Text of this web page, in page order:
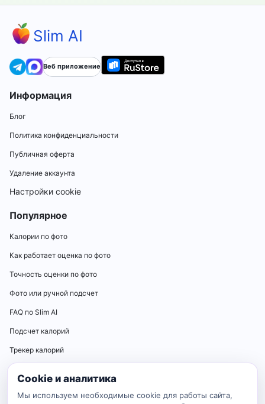
Slim AI
Веб приложение
Информация
Блог
Политика конфиденциальности
Публичная оферта
Удаление аккаунта
Настройки cookie
Популярное
Калории по фото
Как работает оценка по фото
Точность оценки по фото
Фото или ручной подсчет
FAQ по Slim AI
Подсчет калорий
Трекер калорий
Калькуляторы
Калькулятор нормы калорий
Cookie и аналитика
Мы используем необходимые cookie для работы сайта,